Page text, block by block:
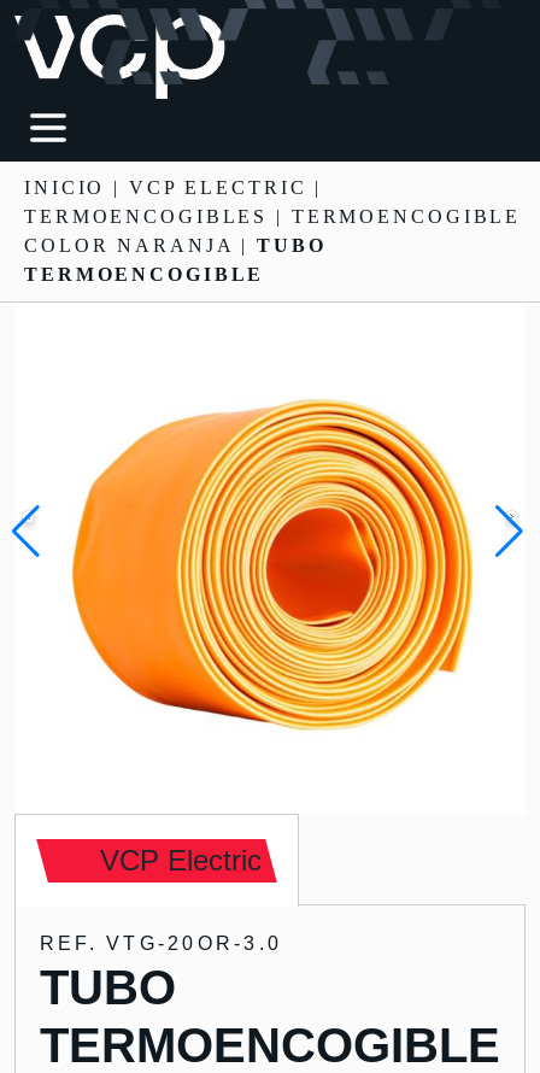
INICIO | VCP ELECTRIC
|
TERMOENCOGIBLES
| TERMOENCOGIBLE
COLOR NARANJA |TUBO
TERMOENCOGIBLE
VCP Electric
REF. VTG-20OR-3.0
TUBO
TERMOENCOGIBLE